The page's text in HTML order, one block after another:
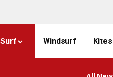
Surf Windsurf